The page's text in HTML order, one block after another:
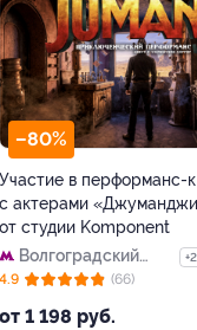
–80%
Участие в перформанс-
с актерами
от студии Komponent
Волгоградский
проспект
+2
от 1 198 руб.
4.9 (66)